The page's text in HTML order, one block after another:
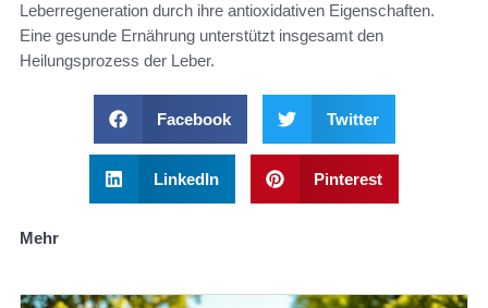
Leberregeneration durch ihre antioxidativen Eigenschaften.
Eine gesunde Ernährung unterstützt insgesamt den
Heilungsprozess der Leber.
Facebook Twitter
LinkedIn Pinterest
Mehr